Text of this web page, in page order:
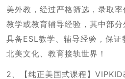
美外教，经过严格筛选，录取
教学或教育辅导经验，其中部
具备ESL教学、辅导经验，保证
北美文化、教育接轨世界！
2、【纯正美国式课程】